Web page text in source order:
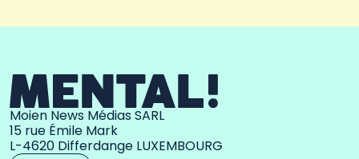
Moien News Médias SARL
15 rue Émile Mark
L-4620 Differdange LUXEMBOURG